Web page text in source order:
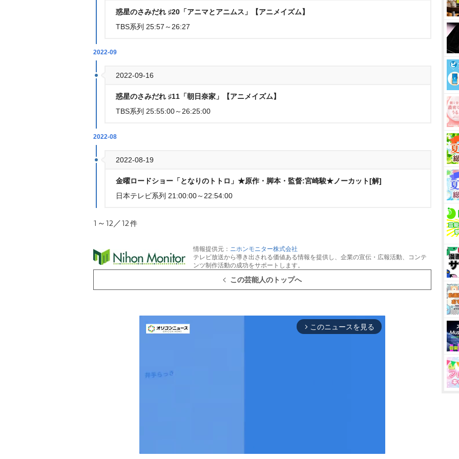
惑星のさみだれ ♯20「アニマとアニムス」【アニメイズム】
TBS系列 25:57～26:27
2022-09
2022-09-16
惑星のさみだれ ♯11「朝日奈家」【アニメイズム】
TBS系列 25:55:00～26:25:00
2022-08
2022-08-19
金曜ロードショー「となりのトトロ」★原作・脚本・監督:宮崎駿★ノーカット[解]
日本テレビ系列 21:00:00～22:54:00
1～12／12件
情報提供元： ニホンモニター株式会社
テレビ放送から導き出される価値ある情報を提供し、企業の宣伝・広報活動、コンテ
ンツ制作活動の成功をサポートします。
この芸能人のトップへ
arrow_forward_ios このニュースを見る